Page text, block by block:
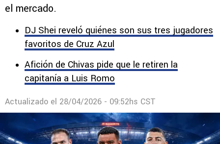
el mercado.
DJ Shei reveló quiénes son sus tres jugadores
favoritos de Cruz Azul
Afición de Chivas pide que le retiren la
capitanía a Luis Romo
Actualizado el 28/04/2026 - 09:52hs CST